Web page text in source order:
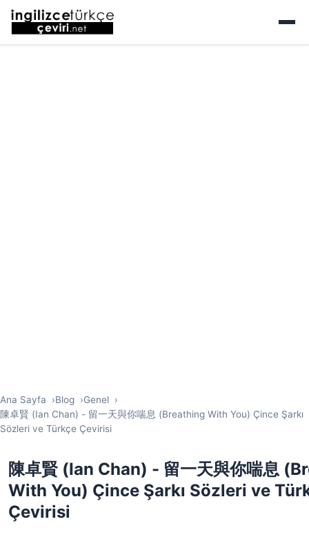
Ana Sayfa Blog
Genel
陳卓賢 (Ian Chan) - 留一天與你喘息 (Breathing With You) Çince Şarkı
Sözleri ve Türkçe Çevirisi
陳卓賢 (Ian Chan) - 留一天與你喘息
With You) Çince Şarkı Sözleri ve
Çevirisi